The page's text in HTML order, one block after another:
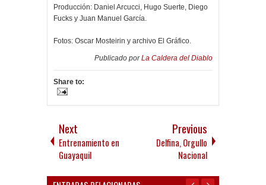
Producción: Daniel Arcucci, Hugo Suerte, Diego
Fucks y Juan Manuel García.
Fotos: Oscar Mosteirin y archivo El Gráfico.
Publicado porLa Caldera del Diablo
Share to:
Next
Entrenamiento en
Guayaquil
Previous
Delfina, Orgullo
Nacional